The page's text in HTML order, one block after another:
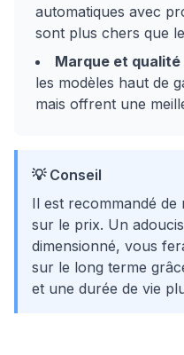
automatiques avec
sont plus chers que
Marque et qualité
les modèles haut de
mais offrent une
💡 Conseil
Il est recommandé
sur le prix. Un
dimensionné, vous
sur le long terme
et une durée de vie